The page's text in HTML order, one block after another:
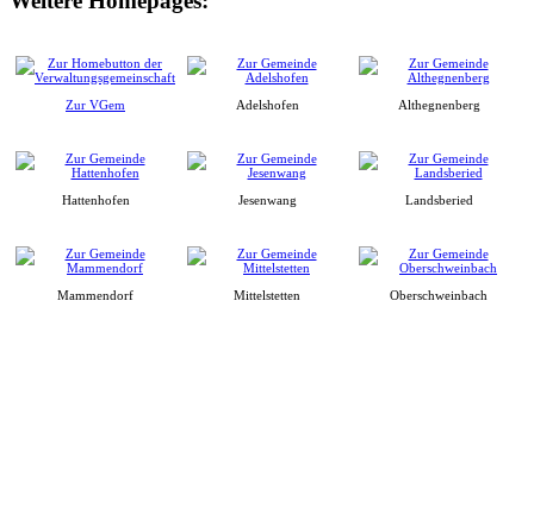
Zur VGem Adelshofen Althegnenberg
Hattenhofen Jesenwang Landsberied
Mammendorf Mittelstetten Oberschweinbach